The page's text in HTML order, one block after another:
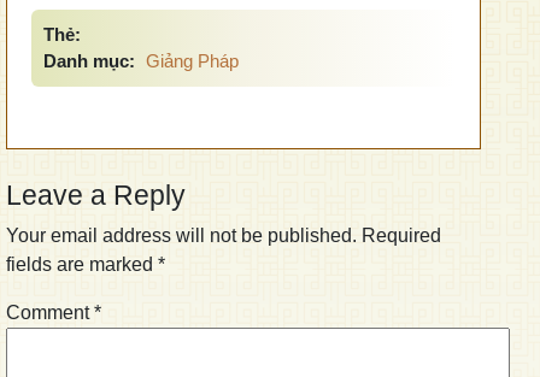
Thẻ:
Danh mục: Giảng Pháp
Leave a Reply
Your email address will not be published. Required
fields are marked *
Comment*